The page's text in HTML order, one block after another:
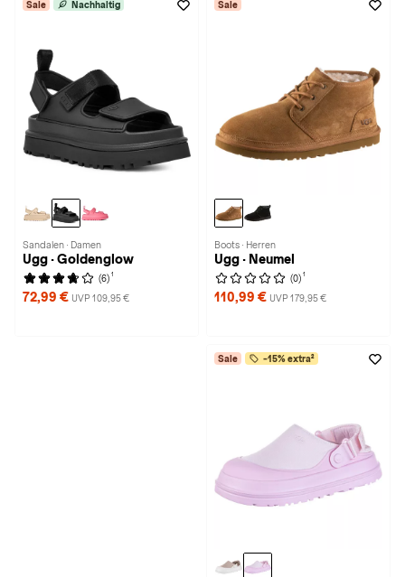
Sale Nachhaltig
Sandalen · Damen
Ugg · Goldenglow
(6) 1
72,99 € UVP 109,95 €
Sale
Boots · Herren
Ugg · Neumel
(0) 1
110,99 € UVP 179,95 €
Sale -15% extra²